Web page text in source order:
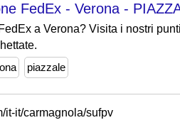
FedEx - Verona -
a Verona? Visita i nostri
piazzale
it-it/carmagnola/sufpv